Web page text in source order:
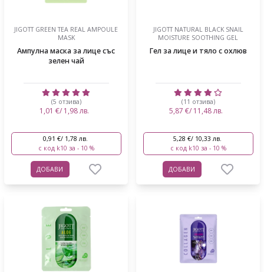
JIGOTT GREEN TEA REAL AMPOULE
MASK
Ампулна маска за лице със
зелен чай
(5 отзива)
1,01 €/ 1,98 лв.
0,91 €/ 1,78 лв.
с код k10 за - 10 %
ДОБАВИ
JIGOTT NATURAL BLACK SNAIL
MOISTURE SOOTHING GEL
Гел за лице и тяло с охлюв
(11 отзива)
5,87 €/ 11,48 лв.
5,28 €/ 10,33 лв.
с код k10 за - 10 %
ДОБАВИ